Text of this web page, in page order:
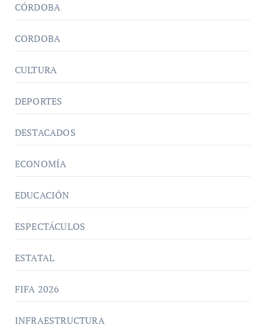
CÓRDOBA
CORDOBA
CULTURA
DEPORTES
DESTACADOS
ECONOMÍA
EDUCACIÓN
ESPECTÁCULOS
ESTATAL
FIFA 2026
INFRAESTRUCTURA